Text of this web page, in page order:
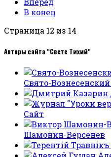
В конец
Страница 12 из 14
Авторы сайта "Свете Тихий"
Свято-
Сайт
Шамонин-Версенев